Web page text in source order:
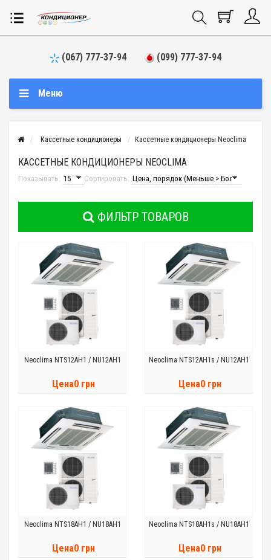
(067) 777-37-94 (099) 777-37-94
Меню
Кассетные кондиционеры Кассетные кондиционеры Neoclima
КАССЕТНЫЕ КОНДИЦИОНЕРЫ NEOCLIMA
Показывать: Сортировать:
ФИЛЬТР ТОВАРОВ
Neoclima NTS12AH1 / NU12AH1
Цена0 грн
Neoclima NTS12AH1s / NU12AH1
Цена0 грн
Neoclima NTS18AH1 / NU18AH1
Цена0 грн
Neoclima NTS18AH1s / NU18AH1
Цена0 грн